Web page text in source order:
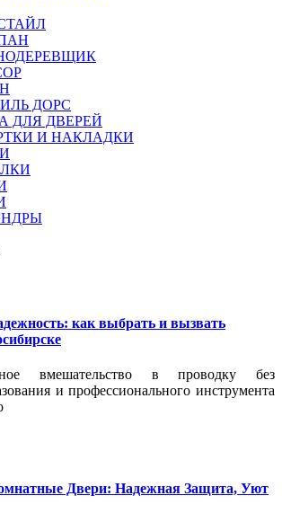
ДОРС
ДЛЯ ДВЕРЕЙ
И НАКЛАДКИ
как выбрать и вызвать
вмешательство в проводку без
и профессионального инструмента
Двери: Надежная Защита, Уют